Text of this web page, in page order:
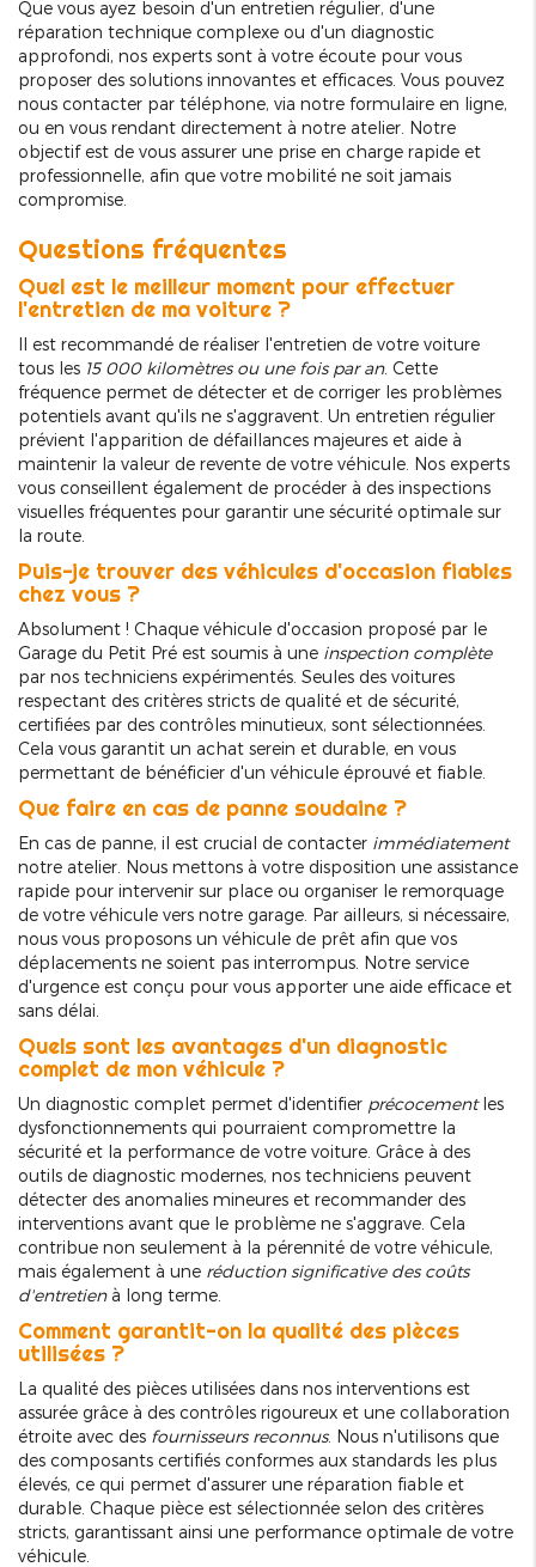
Que vous ayez besoin d'un entretien régulier, d'une
réparation technique complexe ou d'un diagnostic
approfondi, nos experts sont à votre écoute pour vous
proposer des solutions innovantes et efficaces. Vous pouvez
nous contacter par téléphone, via notre formulaire en ligne,
ou en vous rendant directement à notre atelier. Notre
objectif est de vous assurer une prise en charge rapide et
professionnelle, afin que votre mobilité ne soit jamais
compromise.
Questions fréquentes
Quel est le meilleur moment pour effectuer
l'entretien de ma voiture ?
Il est recommandé de réaliser l'entretien de votre voiture
tous les 15 000 kilomètres ou une fois par an. Cette
fréquence permet de détecter et de corriger les problèmes
potentiels avant qu'ils ne s'aggravent. Un entretien régulier
prévient l'apparition de défaillances majeures et aide à
maintenir la valeur de revente de votre véhicule. Nos experts
vous conseillent également de procéder à des inspections
visuelles fréquentes pour garantir une sécurité optimale sur
la route.
Puis-je trouver des véhicules d'occasion fiables
chez vous ?
Absolument ! Chaque véhicule d'occasion proposé par le
Garage du Petit Pré est soumis à une inspection complète
par nos techniciens expérimentés. Seules des voitures
respectant des critères stricts de qualité et de sécurité,
certifiées par des contrôles minutieux, sont sélectionnées.
Cela vous garantit un achat serein et durable, en vous
permettant de bénéficier d'un véhicule éprouvé et fiable.
Que faire en cas de panne soudaine ?
En cas de panne, il est crucial de contacter immédiatement
notre atelier. Nous mettons à votre disposition une assistance
rapide pour intervenir sur place ou organiser le remorquage
de votre véhicule vers notre garage. Par ailleurs, si nécessaire,
nous vous proposons un véhicule de prêt afin que vos
déplacements ne soient pas interrompus. Notre service
d'urgence est conçu pour vous apporter une aide efficace et
sans délai.
Quels sont les avantages d'un diagnostic
complet de mon véhicule ?
Un diagnostic complet permet d'identifier précocementles
dysfonctionnements qui pourraient compromettre la
sécurité et la performance de votre voiture. Grâce à des
outils de diagnostic modernes, nos techniciens peuvent
détecter des anomalies mineures et recommander des
interventions avant que le problème ne s'aggrave. Cela
contribue non seulement à la pérennité de votre véhicule,
mais également à une réduction significative des coûts
d'entretienà long terme.
Comment garantit-on la qualité des pièces
utilisées ?
La qualité des pièces utilisées dans nos interventions est
assurée grâce à des contrôles rigoureux et une collaboration
étroite avec des fournisseurs reconnus. Nous n'utilisons que
des composants certifiés conformes aux standards les plus
élevés, ce qui permet d'assurer une réparation fiable et
durable. Chaque pièce est sélectionnée selon des critères
stricts, garantissant ainsi une performance optimale de votre
véhicule.